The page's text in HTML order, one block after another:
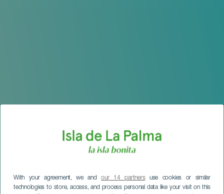
With your agreement, we andour 14 partnersuse cookies or similar
technologies to store, access, and process personal data like your visit on this